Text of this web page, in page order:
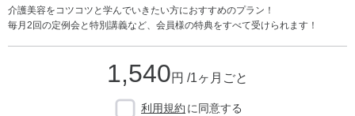
介護美容をコツコツと学んでいきたい方におすすめのプラン！
毎月2回の定例会と特別講義など、会員様の特典をすべて受けられます！
1,540円 /1ヶ月ごと
利用規約 に同意する